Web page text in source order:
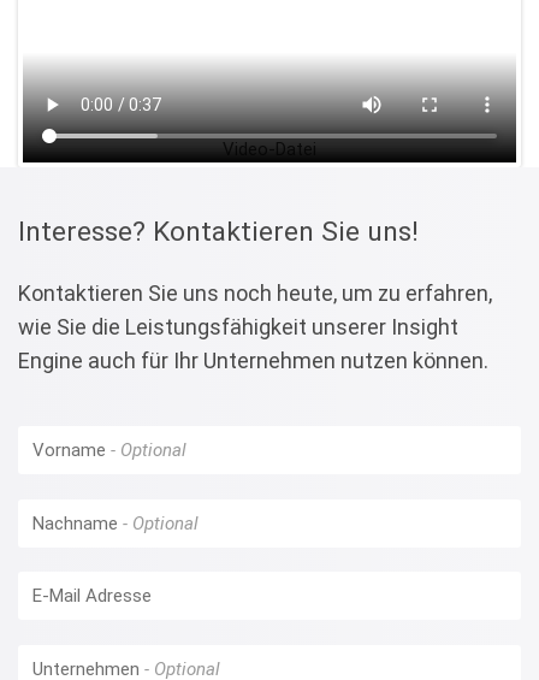
Video-Datei
Interesse? Kontaktieren Sie uns!
Kontaktieren Sie uns noch heute, um zu erfahren,
wie Sie die Leistungsfähigkeit unserer Insight
Engine auch für Ihr Unternehmen nutzen können.
Vorname
Nachname
E-Mail Adresse
Unternehmen